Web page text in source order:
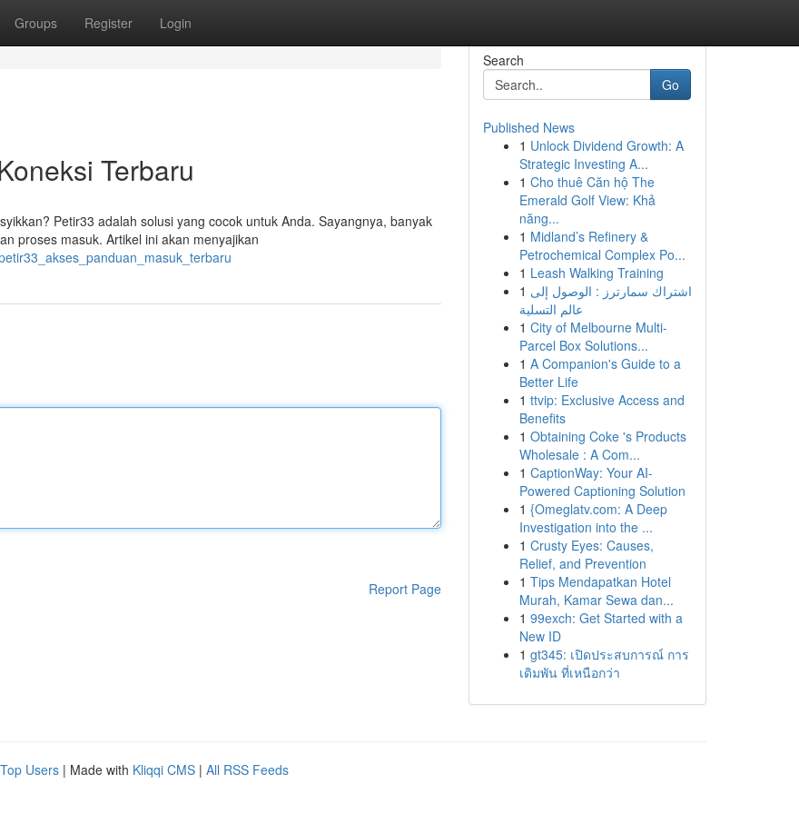
Groups Register Login
Terbaru
Petir33 adalah solusi yang cocok untuk Anda. Sayangnya, banyak
proses masuk. Artikel ini akan menyajikan
Report Page
Search
Go
Published News
1 Unlock Dividend Growth: A
Strategic Investing A...
1 Cho thuê Căn hộ The
Emerald Golf View: Khả
năng...
1 Midland’s Refinery &
Petrochemical Complex Po...
1 Leash Walking Training
1 اشتراك سمارترز : الوصول إلى
عالم التسلية
1 City of Melbourne Multi-
Parcel Box Solutions...
1 A Companion's Guide to a
Better Life
1 ttvip: Exclusive Access and
Benefits
1 Obtaining Coke 's Products
Wholesale : A Com...
1 CaptionWay: Your AI-
Powered Captioning Solution
1 {Omeglatv.com: A Deep
Investigation into the ...
1 Crusty Eyes: Causes,
Relief, and Prevention
1 Tips Mendapatkan Hotel
Murah, Kamar Sewa dan...
1 99exch: Get Started with a
New ID
1 gt345: เปิดประสบการณ์ การ
เดิมพัน ที่เหนือกว่า
Top Users | Made with Kliqqi CMS | All RSS Feeds